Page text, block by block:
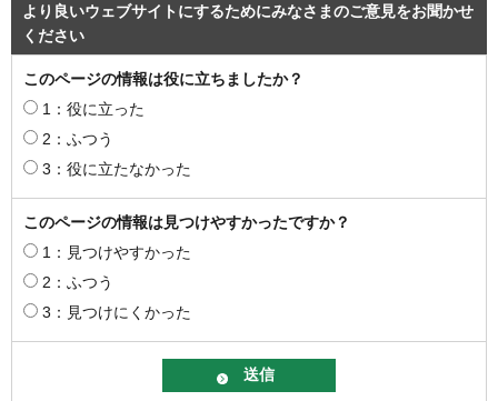
より良いウェブサイトにするためにみなさまのご意見をお聞かせ
ください
このページの情報は役に立ちましたか？
1：役に立った
2：ふつう
3：役に立たなかった
このページの情報は見つけやすかったですか？
1：見つけやすかった
2：ふつう
3：見つけにくかった